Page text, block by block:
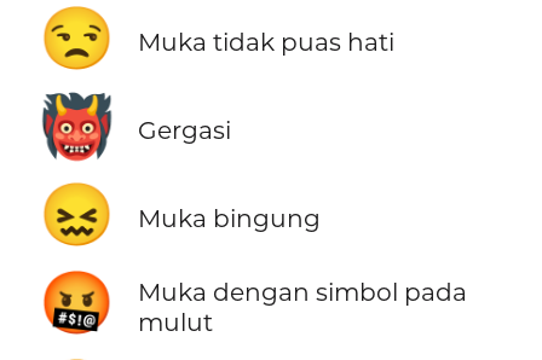
😒 Muka tidak puas hati
👹 Gergasi
😖 Muka bingung
🤬
Muka dengan simbol pada
mulut